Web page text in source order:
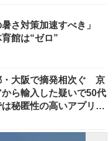
暑さ対策加速すべき」
館は“ゼロ”
・大阪で摘発相次ぐ 京
ら輸入した疑いで50代
秘匿性の高いアプリで
れる31歳男を逮捕